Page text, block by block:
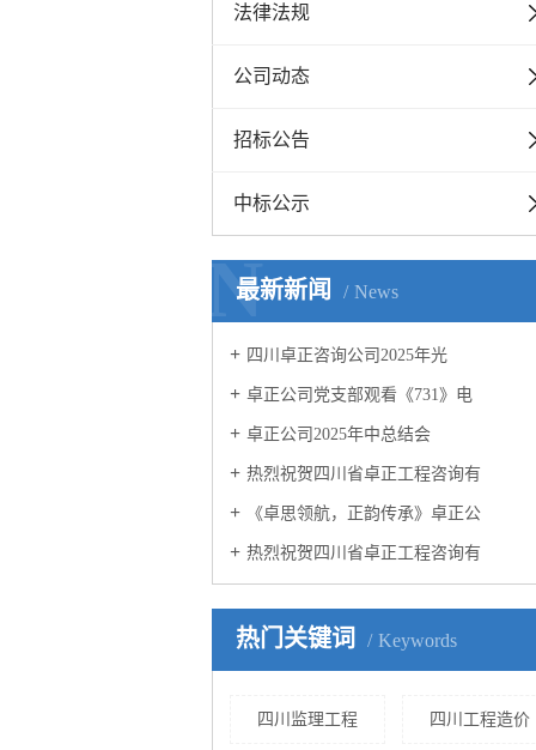
法律法规
公司动态
招标公告
中标公示
最新新闻 News
N
四川卓正咨询公司2025年光
卓正公司党支部观看《731》电
卓正公司2025年中总结会
热烈祝贺四川省卓正工程咨询有
《卓思领航，正韵传承》卓正公
热烈祝贺四川省卓正工程咨询有
热门关键词 Keywords
四川监理工程 四川工程造价